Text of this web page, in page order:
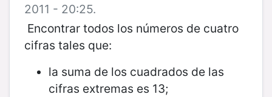
2011 - 20:25.
Encontrar todos los números de cuatro
cifras tales que:
la suma de los cuadrados de las
cifras extremas es 13;